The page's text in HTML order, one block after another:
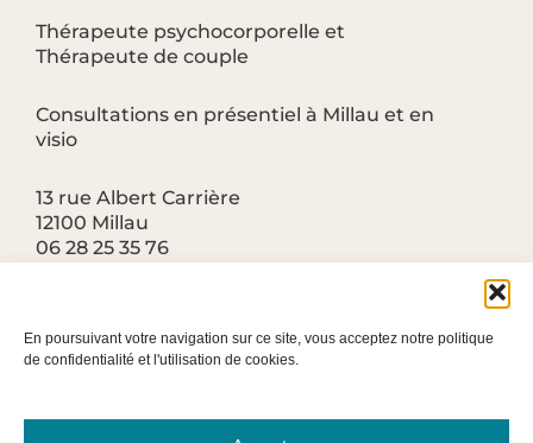
En poursuivant votre navigation sur ce site, vous acceptez notre politique
de confidentialité et l'utilisation de cookies.
Thérapeute psychocorporelle et
Thérapeute de couple
Consultations en présentiel à Millau et en
visio
13 rue Albert Carrière
12100 Millau
06 28 25 35 76
F